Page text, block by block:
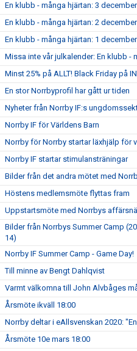
En klubb - många hjärtan: 3 december
En klubb - många hjärtan: 2 december
En klubb - många hjärtan: 1 december
Missa inte vår julkalender: En klubb -
Minst 25% på ALLT! Black Friday på
En stor Norrbyprofil har gått ur tiden
Nyheter från Norrby IF:s
Norrby IF för Världens Barn
Norrby för Norrby startar läxhjälp för
Norrby IF startar stimulansträningar
Bilder från det andra mötet med
Höstens medlemsmöte flyttas fram
Uppstartsmöte med Norrbys
Bilder från Norrbys Summer Camp
14)
Norrby IF Summer Camp - Game Day!
Till minne av Bengt Dahlqvist
Varmt välkomna till John Alvbåges
Årsmöte ikväll 18:00
Norrby deltar i eAllsvenskan 2020:
Årsmöte 10e mars 18:00